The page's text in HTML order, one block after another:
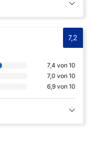
7,2
7,4 von 10
7,0 von 10
6,9 von 10